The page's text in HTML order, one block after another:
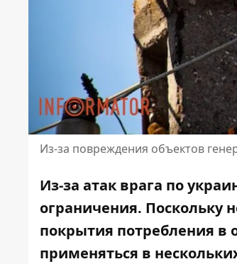
Из-за повреждения объектов
Из-за атак врага по
ограничения. Поскольку
покрытия потребления в
применяться в